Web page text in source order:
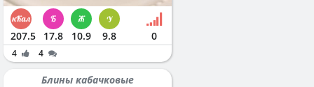
207.5 17.8 10.9 9.8 0
4 4
Блины кабачковые